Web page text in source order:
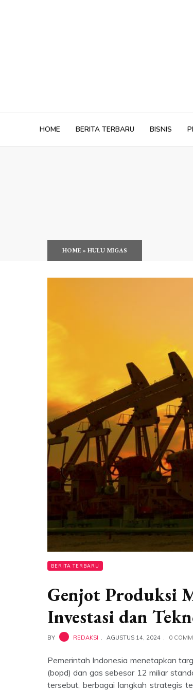
HOME BERITA TERBARU BISNIS
HOME»HULU MIGAS
BERITA TERBARU
Genjot Produksi
Investasi dan
BY REDAKSI AGUSTUS 14, 2024 0
Pemerintah Indonesia menetapkan
(bopd) dan gas sebesar 12 miliar
tersebut, berbagai langkah strategis